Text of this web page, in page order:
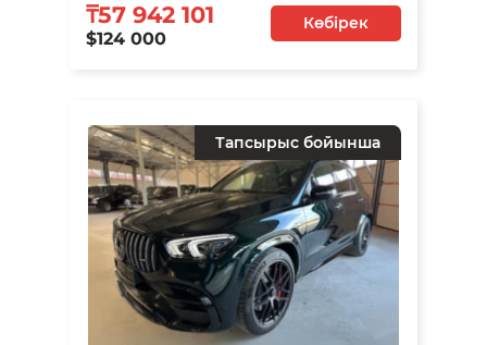
₸57 942 101
$124 000
Көбірек
Тапсырыс бойынша